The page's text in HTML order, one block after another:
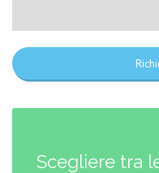
Scegliere tra